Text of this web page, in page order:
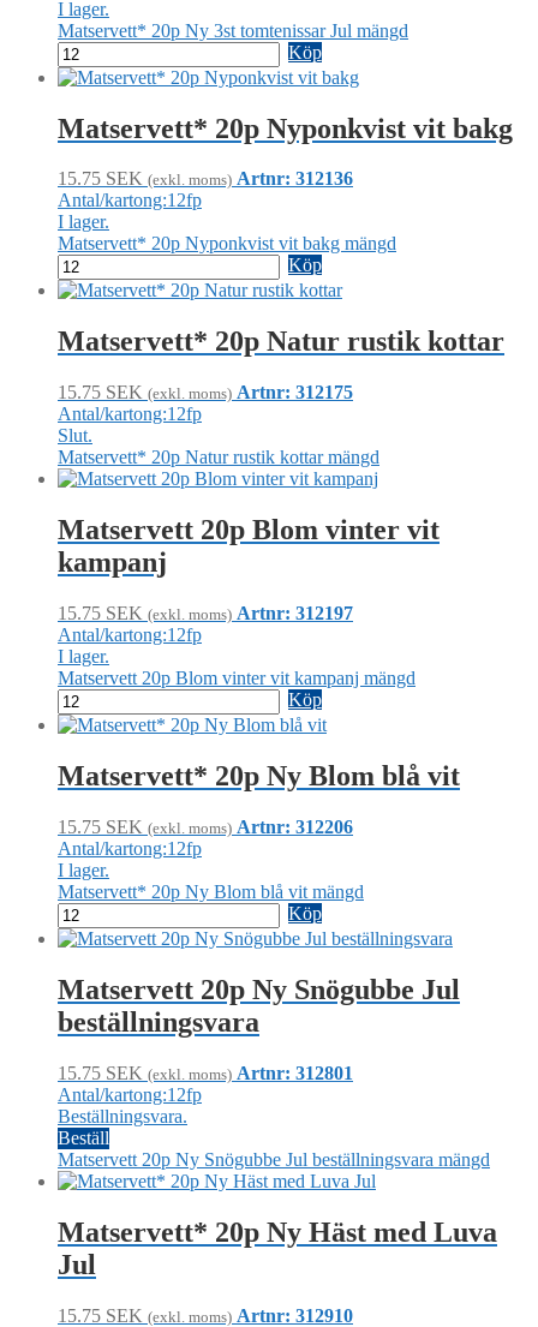
I lager.
Matservett* 20p Ny 3st tomtenissar Jul mängd
Köp
Matservett* 20p Nyponkvist vit bakg
15.75 SEK (exkl. moms) Artnr: 312136
Antal/kartong:12fp
I lager.
Matservett* 20p Nyponkvist vit bakg mängd
Köp
Matservett* 20p Natur rustik kottar
15.75 SEK (exkl. moms) Artnr: 312175
Antal/kartong:12fp
Slut.
Matservett* 20p Natur rustik kottar mängd
Matservett 20p Blom vinter vit
kampanj
15.75 SEK (exkl. moms) Artnr: 312197
Antal/kartong:12fp
I lager.
Matservett 20p Blom vinter vit kampanj mängd
Köp
Matservett* 20p Ny Blom blå vit
15.75 SEK (exkl. moms) Artnr: 312206
Antal/kartong:12fp
I lager.
Matservett* 20p Ny Blom blå vit mängd
Köp
Matservett 20p Ny Snögubbe Jul
beställningsvara
15.75 SEK (exkl. moms) Artnr: 312801
Antal/kartong:12fp
Beställningsvara.
Beställ
Matservett 20p Ny Snögubbe Jul beställningsvara mängd
Matservett* 20p Ny Häst med Luva
Jul
15.75 SEK (exkl. moms) Artnr: 312910